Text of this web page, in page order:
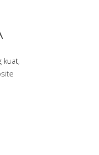
kuat,